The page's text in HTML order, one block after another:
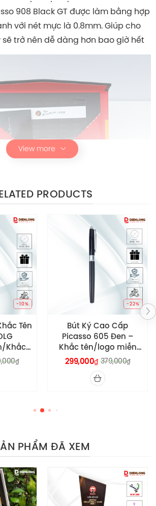
908 Black GT được làm bằng hợp
với nét mực là 0.8mm. Giúp cho
trở nên dễ dàng hơn bao giờ hết
View more
PRODUCTS
Tên
Khắc
theo
₫
-10%
Bút Ký Cao Cấp
Picasso 605 Đen –
Khắc tên/logo miễn
phí theo yêu cầu
379,000₫
299,000₫
-22%
PHẨM ĐÃ XEM